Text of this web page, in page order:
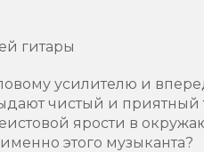
гитары
усилителю и
чистый и приятный
ярости в
этого музыканта?